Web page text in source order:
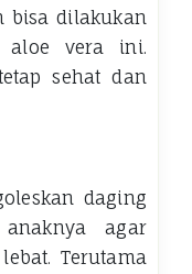
bisa dilakukan
vera ini.
sehat dan
daging
agar
Terutama